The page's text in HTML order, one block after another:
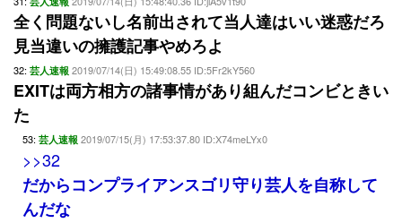
全く問題ないし名前出されて当人達はいい迷惑だろ
見当違いの擁護記事やめろよ
32: 芸人速報 2019/07/14(日) 15:49:08.55 ID:5Fr2kY560
EXITは両方相方の諸事情があり組んだコンビときい
た
53: 芸人速報 2019/07/15(月) 17:53:37.80 ID:X74meLYx0
>>32
だからコンプライアンスゴリ守り芸人を自称して
んだな